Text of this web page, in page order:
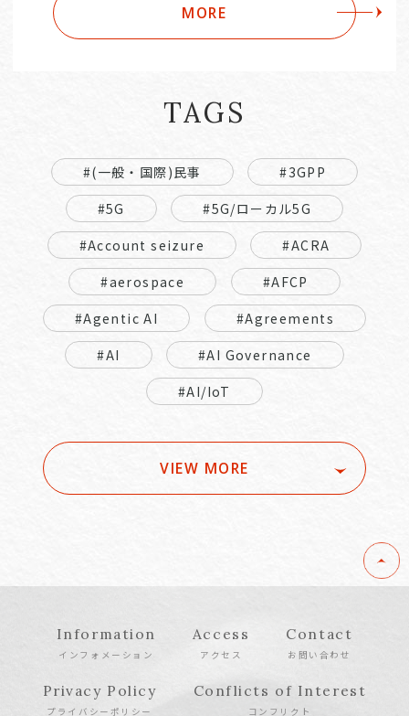
MORE
TAGS
#(一般・国際)民事
#3GPP
#5G
#5G/ローカル5G
#Account seizure
#ACRA
#aerospace
#AFCP
#Agentic AI
#Agreements
#AI
#AI Governance
#AI/IoT
VIEW MORE
Information
インフォメーション
Access
アクセス
Contact
お問い合わせ
Privacy Policy
プライバシーポリシー
Conflicts of Interest
コンフリクト